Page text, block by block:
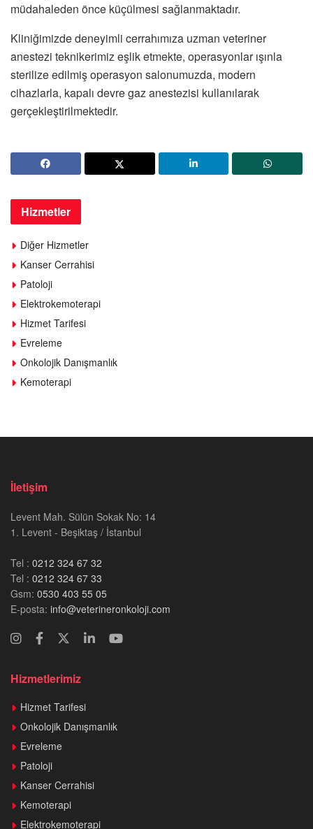
müdahaleden önce küçülmesi sağlanmaktadır.
Kliniğimizde deneyimli cerrahımıza uzman veteriner
anestezi teknikerimiz eşlik etmekte, operasyonlar ışınla
sterilize edilmiş operasyon salonumuzda, modern
cihazlarla, kapalı devre gaz anestezisi kullanılarak
gerçekleştirilmektedir.
Hizmetler
Diğer Hizmetler
Kanser Cerrahisi
Patoloji
Elektrokemoterapi
Hizmet Tarifesi
Evreleme
Onkolojik Danışmanlık
Kemoterapi
İletişim
Levent Mah. Sülün Sokak No: 14
1. Levent - Beşiktaş / İstanbul
Tel : 0212 324 67 32
Tel : 0212 324 67 33
Gsm: 0530 403 55 05
E-posta: info@veterineronkoloji.com
Hizmetlerimiz
Hizmet Tarifesi
Onkolojik Danışmanlık
Evreleme
Patoloji
Kanser Cerrahisi
Kemoterapi
Elektrokemoterapi